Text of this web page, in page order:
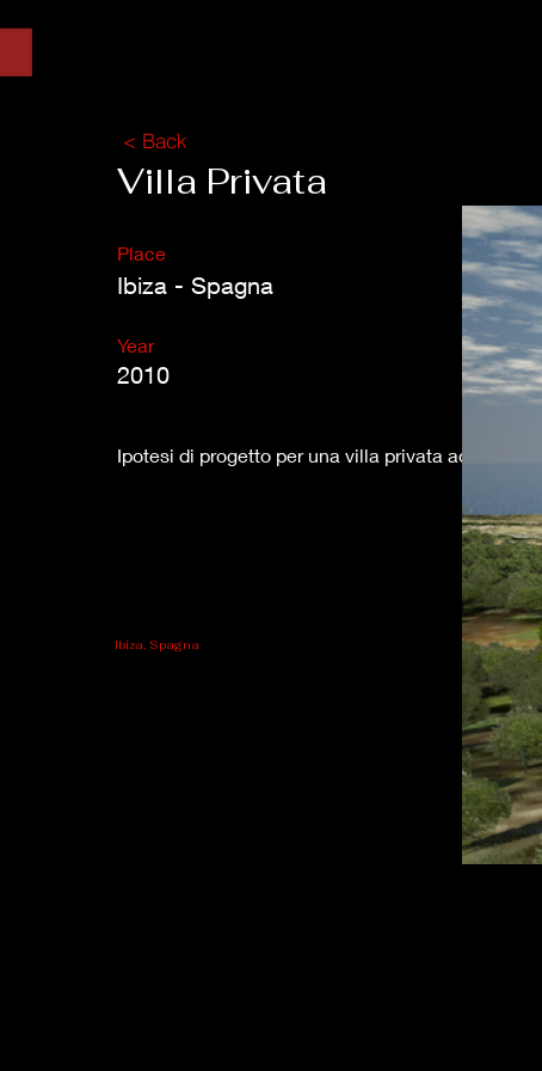
< Back
Villa Privata
Place
Ibiza - Spagna
Year
2010
Ipotesi di progetto per una villa privata ad Ibiza
Ibiza, Spagna